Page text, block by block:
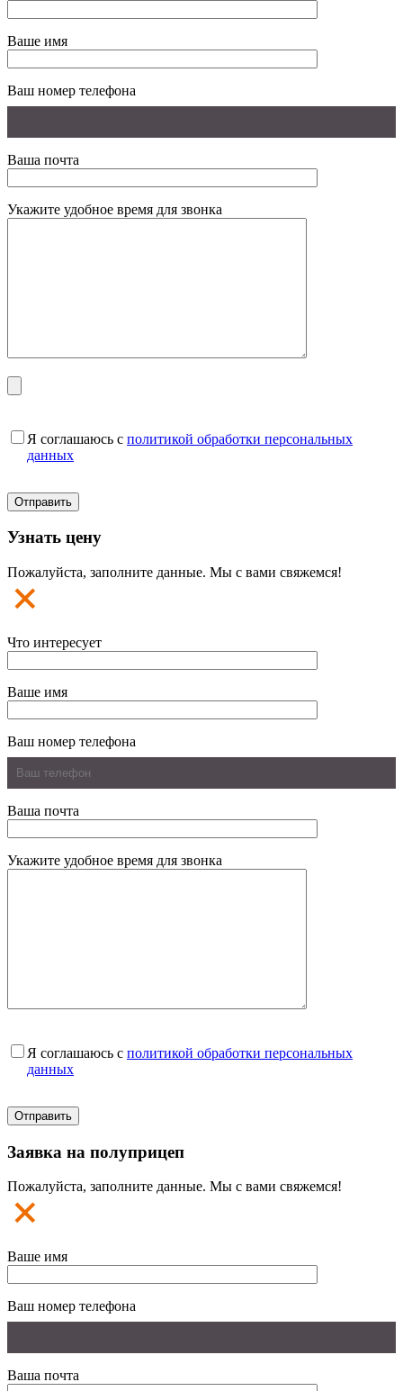
Ваше имя
Ваш номер телефона
Ваша почта
Укажите удобное время для звонка
Я соглашаюсь с политикой обработки персональных
данных
Узнать цену
Пожалуйста, заполните данные. Мы с вами свяжемся!
Что интересует
Ваше имя
Ваш номер телефона
Ваша почта
Укажите удобное время для звонка
Я соглашаюсь с политикой обработки персональных
данных
Заявка на полуприцеп
Пожалуйста, заполните данные. Мы с вами свяжемся!
Ваше имя
Ваш номер телефона
Ваша почта